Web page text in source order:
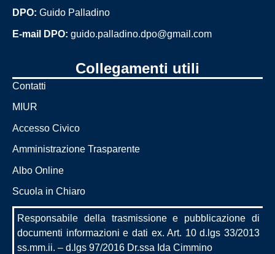
DPO: Guido Palladino
E-mail DPO: guido.palladino.dpo@gmail.com
Collegamenti utili
Contatti
MIUR
Accesso Civico
Amministrazione Trasparente
Albo Online
Scuola in Chiaro
Responsabile della trasmissione e pubblicazione di
documenti informazioni e dati ex. Art. 10 d.lgs 33/2013
ss.mm.ii. – d.lgs 97/2016 Dr.ssa Ida Cimmino